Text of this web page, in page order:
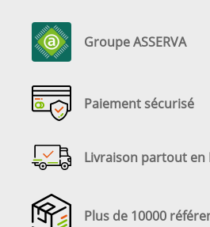
Groupe ASSERVA
Paiement sécurisé
Livraison partout en
Plus de 10000